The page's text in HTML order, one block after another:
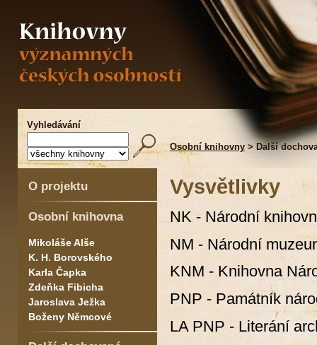
Vyhledávání
Osobní knihovny > Další
O projektu
Osobní knihovna
Mikoláše Alše
K. H. Borovského
Karla Čapka
Zdeňka Fibicha
Jaroslava Ježka
Boženy Němcové
Vysvětlivky
NK - Národní
NM - Národní
KNM - Knihovna
PNP - Památník
LA PNP - Literání